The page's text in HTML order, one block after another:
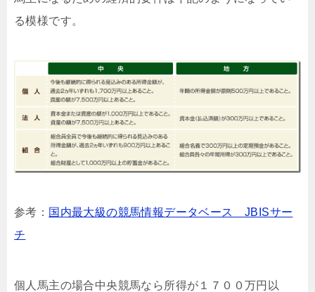
る模様です。
参考： 国内最大級の競馬情報データベース JBISサー
チ
個人馬主の場合中央競馬なら所得が１７００万円以